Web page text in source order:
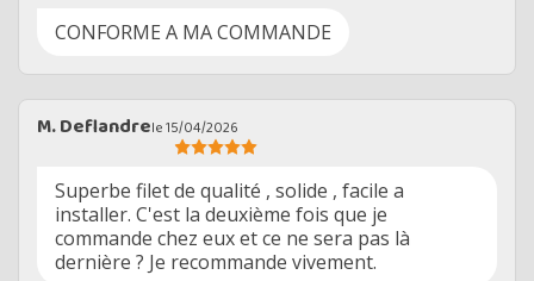
CONFORME A MA COMMANDE
M. Deflandrele 15/04/2026
Superbe filet de qualité , solide , facile a
installer. C'est la deuxième fois que je
commande chez eux et ce ne sera pas là
dernière ? Je recommande vivement.